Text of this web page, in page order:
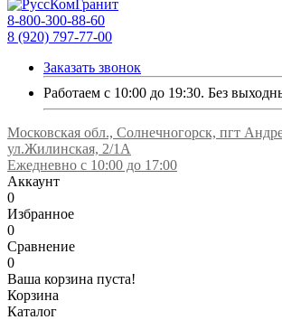
8-800-300-88-60
8 (920) 797-77-00
Заказать звонок
Работаем с 10:00 до 19:30. Без
Московская обл., Солнечногорск, пгт
ул.Жилинская, 2/1А
Ежедневно с 10:00 до 17:00
Аккаунт
0
Избранное
0
Сравнение
0
Ваша корзина пуста!
Корзина
Каталог